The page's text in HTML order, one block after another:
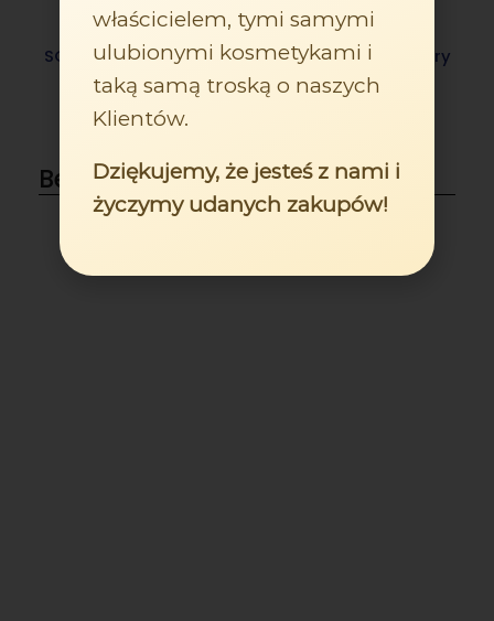
SOTHYS Vitality mleczko oczyszczające dla cery
normalnej i mieszanej
120,00
Bestsellery
właścicielem, tymi samymi
ulubionymi kosmetykami i
taką samą troską o naszych
Klientów.
Dziękujemy, że jesteś z nami i
życzymy udanych zakupów!